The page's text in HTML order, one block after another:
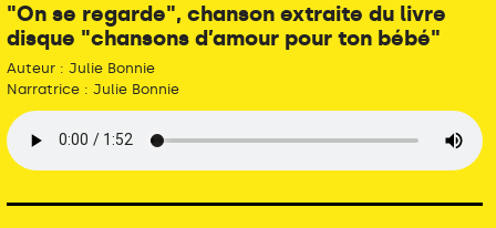
"On se regarde", chanson extraite du livre
disque "chansons d’amour pour ton bébé"
Auteur : Julie Bonnie
Narratrice : Julie Bonnie